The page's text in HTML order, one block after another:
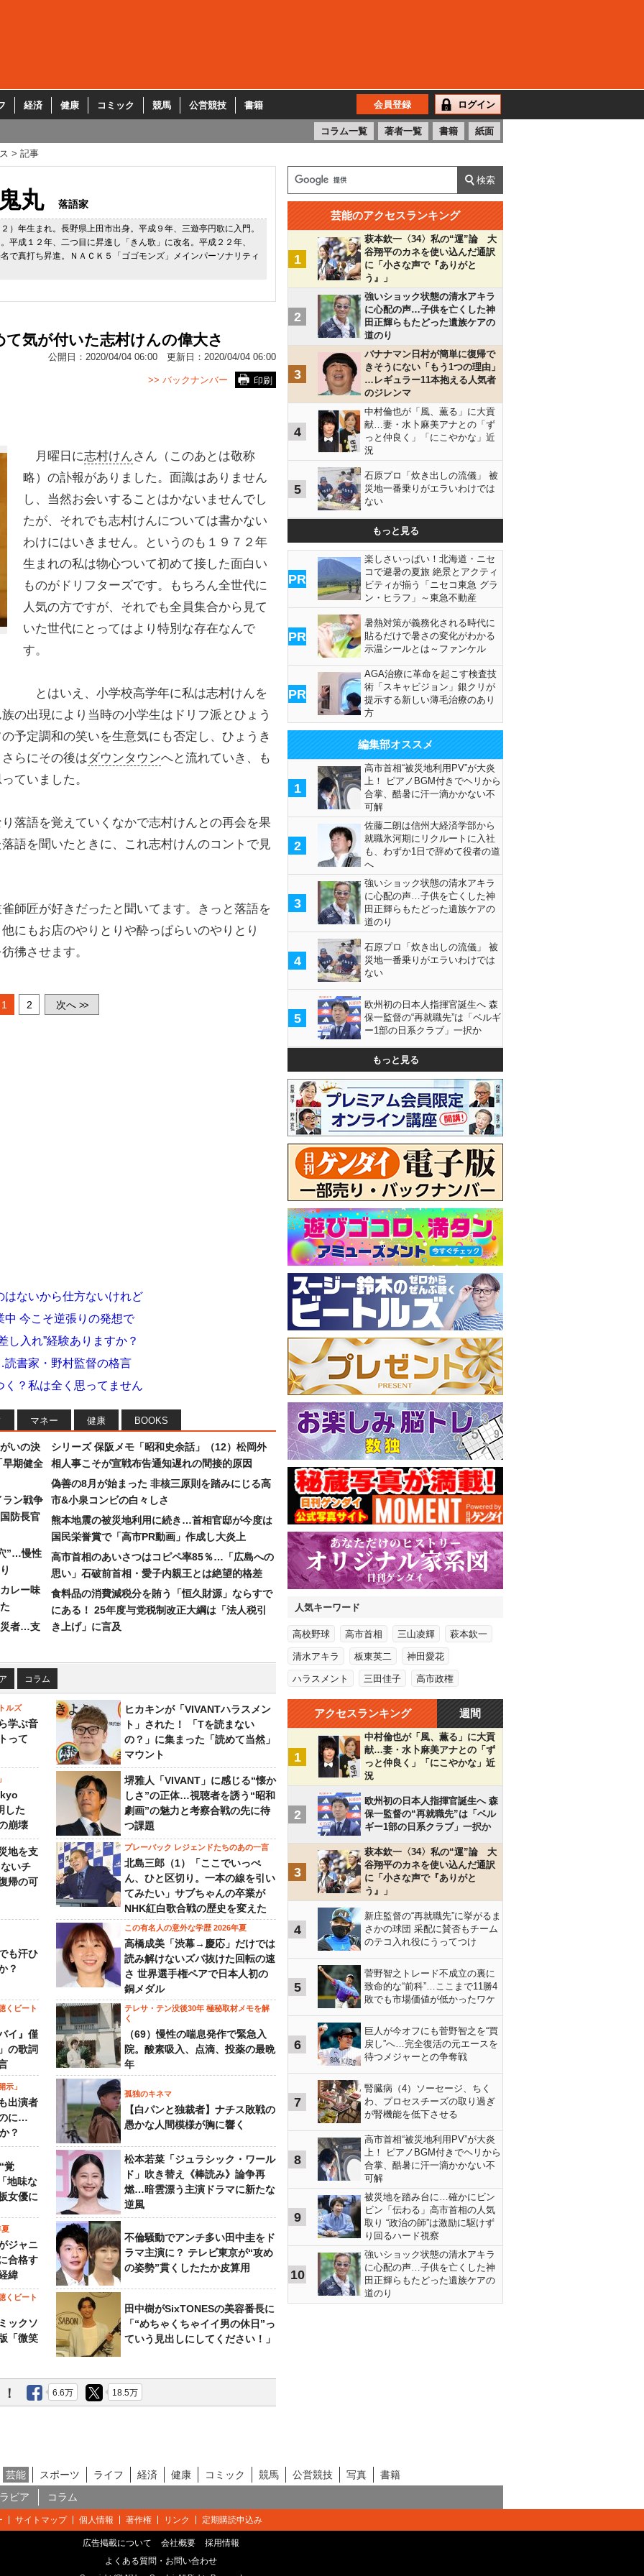
経済 健康 コミック 競馬 公営競技 書籍 会員登録 ログイン
コラム一覧 著者一覧 書籍 紙面
記事
丸 落語家
）年生まれ。長野県上田市出身。平成９年、三遊亭円歌に入門。
平成１２年、二つ目に昇進し「きん歌」に改名。平成２２年、
名で真打ち昇進。ＮＡＣＫ５「ゴゴモンズ」メインパーソナリティ
気が付いた志村けんの偉大さ
公開日： 2020/04/04 06:00 更新日： 2020/04/04 06:00
印刷
>> バックナンバー
月曜日に志村けんさん（このあとは敬称
略）の訃報がありました。面識はありません
し、当然お会いすることはかないませんでし
たが、それでも志村けんについては書かない
わけにはいきません。というのも１９７２年
生まれの私は物心ついて初めて接した面白い
ものがドリフターズです。もちろん全世代に
人気の方ですが、それでも全員集合から見て
いた世代にとってはより特別な存在なんで
す。
とはいえ、小学校高学年に私は志村けんを
の出現により当時の小学生はドリフ派とひょう
予定調和の笑いを生意気にも否定し、ひょうき
らにその後はダウンタウンへと流れていき、も
ていました。
落語を覚えていくなかで志村けんとの再会を果
語を聞いたときに、これ志村けんのコントで見
師匠が好きだったと聞いてます。きっと落語を
にもお店のやりとりや酔っぱらいのやりとり
彿させます。
1 2 次へ >>
ないから仕方ないけれど
中 今こそ逆張りの発想で
入れ”経験ありますか？
書家・野村監督の格言
？私は全く思ってません
マネー 健康 BOOKS
いの決
早期健全
ラン戦争
防長官
”…慢性
レー味
災者…支
シリーズ 保阪メモ「昭和史余話」（12）松岡外
相人事こそが宣戦布告通知遅れの間接的原因
偽善の8月が始まった 非核三原則を踏みにじる高
市&小泉コンビの白々しさ
熊本地震の被災地利用に続き…首相官邸が今度は
国民栄誉賞で「高市PR動画」作成し大炎上
高市首相のあいさつはコピペ率85％…「広島への
思い」石破前首相・愛子内親王とは絶望的格差
食料品の消費減税分を賄う「恒久財源」ならすで
にある！ 25年度与党税制改正大綱は「法人税引
き上げ」に言及
コラム
ルズ
学ぶ音
って
ヒカキンが「VIVANTハラスメン
ト」された！ 「Tを読まない
の？」に集まった「読めて当然」
マウント
した
崩壊
堺雅人「VIVANT」に感じる“懐か
しさ”の正体…視聴者を誘う“昭和
劇画”の魅力と考察合戦の先に待
つ課題
地を支
いチ
帰の可
プレーバック レジェンドたちのあの一言
北島三郎（1）「ここでいっぺ
ん、ひと区切り。一本の線を引い
てみたい」サブちゃんの卒業が
NHK紅白歌合戦の歴史を変えた
も汗ひ
？
この有名人の意外な学歴 2026年夏
高橋成美「渋幕→慶応」だけでは
読み解けないズバ抜けた回転の速
さ 世界選手権ペアで日本人初の
銅メダル
くビート
イ』僅
の歌詞
テレサ・テン没後30年 極秘取材メモを解
く
（69）慢性の喘息発作で緊急入
院。酸素吸入、点滴、投薬の最晩
年
示」
出演者
に…
？
孤独のキネマ
【白パンと独裁者】ナチス敗戦の
愚かな人間模様が胸に響く
覚
地味な
女優に
松本若菜「ジュラシック・ワール
ド」吹き替え《棒読み》論争再
燃…暗雲漂う主演ドラマに新たな
逆風
夏
ジャニ
合格す
緯
不倫騒動でアンチ多い田中圭をド
ラマ主演に？ テレビ東京が“攻め
の姿勢”貫くしたたか皮算用
くビート
ックソ
「微笑
田中樹がSixTONESの美容番長に
「“めちゃくちゃイイ男の休日”っ
ていう見出しにしてください！」
6.6万 18.5万
芸能のアクセスランキング
1
萩本欽一〈34〉私の“運”論 大
谷翔平のカネを使い込んだ通訳
に「小さな声で『ありがと
う』」
2
強いショック状態の清水アキラ
に心配の声…子供を亡くした神
田正輝らもたどった遺族ケアの
道のり
3
バナナマン日村が簡単に復帰で
きそうにない「もう1つの理由」
…レギュラー11本抱える人気者
のジレンマ
4
中村倫也が「風、薫る」に大貢
献…妻・水卜麻美アナとの「ず
っと仲良く」「にこやかな」近
況
5
石原プロ「炊き出しの流儀」 被
災地一番乗りがエラいわけでは
ない
もっと見る
PR
楽しさいっぱい！北海道・ニセ
コで避暑の夏旅 絶景とアクティ
ビティが揃う「ニセコ東急 グラ
ン・ヒラフ」～東急不動産
PR
暑熱対策が義務化される時代に
貼るだけで暑さの変化がわかる
示温シールとは～ファンケル
PR
AGA治療に革命を起こす検査技
術「スキャビジョン」銀クリが
提示する新しい薄毛治療のあり
方
編集部オススメ
1
高市首相“被災地利用PV”が大炎
上！ ピアノBGM付きでヘリから
合掌、酷暑に汗一滴かかない不
可解
2
佐藤二朗は信州大経済学部から
就職氷河期にリクルートに入社
も、わずか1日で辞めて役者の道
へ
3
強いショック状態の清水アキラ
に心配の声…子供を亡くした神
田正輝らもたどった遺族ケアの
道のり
4
石原プロ「炊き出しの流儀」 被
災地一番乗りがエラいわけでは
ない
5
欧州初の日本人指揮官誕生へ 森
保一監督の“再就職先”は「ベルギ
ー1部の日系クラブ」一択か
もっと見る
人気キーワード
高校野球 高市首相 三山凌輝 萩本欽一
清水アキラ 板東英二 神田愛花
ハラスメント 三田佳子 高市政権
アクセスランキング 週間
1
中村倫也が「風、薫る」に大貢
献…妻・水卜麻美アナとの「ず
っと仲良く」「にこやかな」近
況
2
欧州初の日本人指揮官誕生へ 森
保一監督の“再就職先”は「ベル
ギー1部の日系クラブ」一択か
3
萩本欽一〈34〉私の“運”論 大
谷翔平のカネを使い込んだ通訳
に「小さな声で『ありがと
う』」
4
新庄監督の“再就職先”に挙がるま
さかの球団 采配に賛否もチーム
のテコ入れ役にうってつけ
5
菅野智之トレード不成立の裏に
致命的な“前科”…ここまで11勝4
敗でも市場価値が低かったワケ
6
巨人が今オフにも菅野智之を“買
戻し”へ…完全復活の元エースを
待つメジャーとの争奪戦
7
腎臓病（4）ソーセージ、ちく
わ、プロセスチーズの取り過ぎ
が腎機能を低下させる
8
高市首相“被災地利用PV”が大炎
上！ ピアノBGM付きでヘリから
合掌、酷暑に汗一滴かかない不
可解
9
被災地を踏み台に…確かにビン
ビン「伝わる」高市首相の人気
取り “政治の師”は激励に駆けず
り回るハード視察
10
強いショック状態の清水アキラ
に心配の声…子供を亡くした神
田正輝らもたどった遺族ケアの
道のり
芸能 スポーツ ライフ 経済 健康 コミック 競馬 公営競技 写真
書籍
ビア コラム
サイトマップ 個人情報 著作権 リンク 定期購読申込み
広告掲載について 会社概要
採用情報
よくある質問・お問い合わせ